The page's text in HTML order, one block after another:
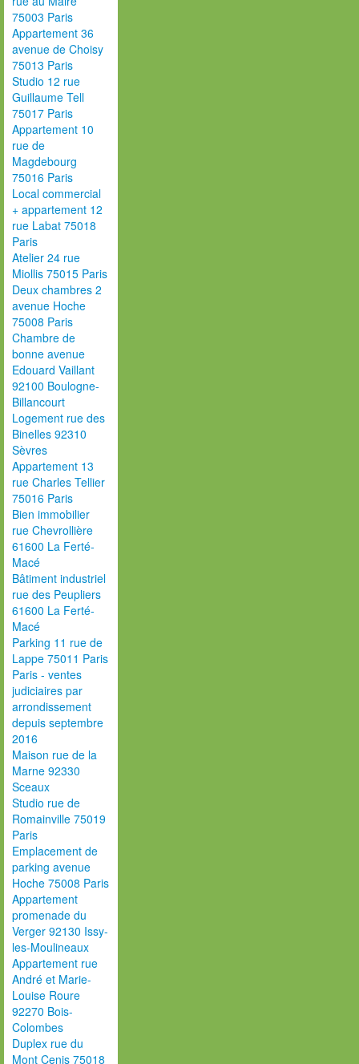
75003 Paris
Appartement 36
avenue de Choisy
75013 Paris
Studio 12 rue
Guillaume Tell
75017 Paris
Appartement 10
rue de
Magdebourg
75016 Paris
Local commercial
+ appartement 12
rue Labat 75018
Paris
Atelier 24 rue
Miollis 75015 Paris
Deux chambres 2
avenue Hoche
75008 Paris
Chambre de
bonne avenue
Edouard Vaillant
92100 Boulogne-
Billancourt
Logement rue des
Binelles 92310
Sèvres
Appartement 13
rue Charles Tellier
75016 Paris
Bien immobilier
rue Chevrollière
61600 La Ferté-
Macé
Bâtiment industriel
rue des Peupliers
61600 La Ferté-
Macé
Parking 11 rue de
Lappe 75011 Paris
Paris - ventes
judiciaires par
arrondissement
depuis septembre
2016
Maison rue de la
Marne 92330
Sceaux
Studio rue de
Romainville 75019
Paris
Emplacement de
parking avenue
Hoche 75008 Paris
Appartement
promenade du
Verger 92130 Issy-
les-Moulineaux
Appartement rue
André et Marie-
Louise Roure
92270 Bois-
Colombes
Duplex rue du
Mont Cenis 75018